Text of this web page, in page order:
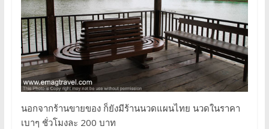
นอกจากร้านขายของ ก็ยังมีร้านนวดแผนไทย นวดในราคา
เบาๆ ชั่วโมงละ 200 บาท